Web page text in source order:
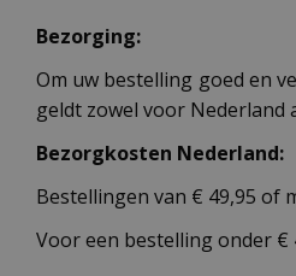
Bezorging:
Om uw bestelling goed en
geldt zowel voor Nederland
Bezorgkosten Nederland:
Bestellingen van € 49,95 of
Voor een bestelling onder €